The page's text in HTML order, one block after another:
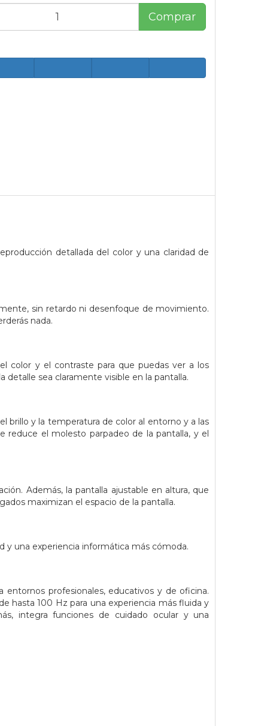
Comprar
detallada del color y una claridad de
sin retardo ni desenfoque de movimiento.
nada.
color y el contraste para que puedas ver a los
detalle sea claramente visible en la pantalla.
brillo y la temperatura de color al entorno y a las
reduce el molesto parpadeo de la pantalla, y el
Además, la pantalla ajustable en altura, que
maximizan el espacio de la pantalla.
y una experiencia informática más cómoda.
profesionales, educativos y de oficina.
hasta 100 Hz para una experiencia más fluida y
integra funciones de cuidado ocular y una